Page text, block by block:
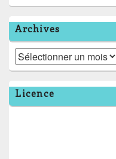
Archives
Archives
Licence